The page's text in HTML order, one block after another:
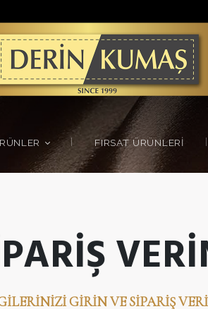
FIRSAT ÜRÜNLERI
GIRIN VE SIPARIŞ